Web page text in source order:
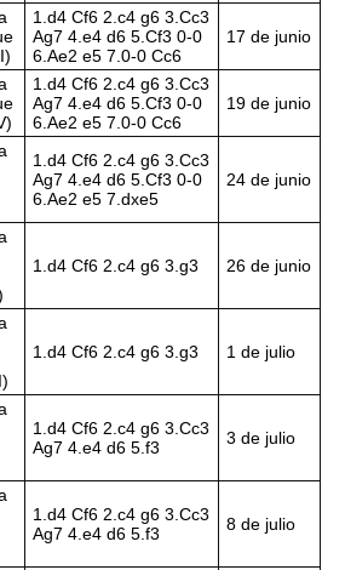
1.d4 Cf6 2.c4 g6 3.Cc3
Ag7 4.e4 d6 5.Cf3 0-0
6.Ae2 e5 7.0-0 Cc6
17 de junio
1.d4 Cf6 2.c4 g6 3.Cc3
Ag7 4.e4 d6 5.Cf3 0-0
6.Ae2 e5 7.0-0 Cc6
19 de junio
1.d4 Cf6 2.c4 g6 3.Cc3
Ag7 4.e4 d6 5.Cf3 0-0
6.Ae2 e5 7.dxe5
24 de junio
1.d4 Cf6 2.c4 g6 3.g3 26 de junio
1.d4 Cf6 2.c4 g6 3.g3 1 de julio
1.d4 Cf6 2.c4 g6 3.Cc3
Ag7 4.e4 d6 5.f3
3 de julio
1.d4 Cf6 2.c4 g6 3.Cc3
Ag7 4.e4 d6 5.f3
8 de julio